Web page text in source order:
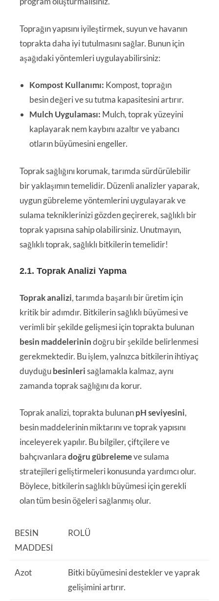
Toprağın yapısını iyileştirmek, suyun ve havanın
toprakta daha iyi tutulmasını sağlar. Bunun için
aşağıdaki yöntemleri uygulayabilirsiniz:
Kompost Kullanımı: Kompost, toprağın
besin değeri ve su tutma kapasitesini artırır.
Mulch Uygulaması: Mulch, toprak yüzeyini
kaplayarak nem kaybını azaltır ve yabancı
otların büyümesini engeller.
Toprak sağlığını korumak, tarımda sürdürülebilir
bir yaklaşımın temelidir. Düzenli analizler yaparak,
uygun gübreleme yöntemlerini uygulayarak ve
sulama tekniklerinizi gözden geçirerek, sağlıklı bir
toprak yapısına sahip olabilirsiniz. Unutmayın,
sağlıklı toprak, sağlıklı bitkilerin temelidir!
2.1. Toprak Analizi Yapma
Toprak analizi, tarımda başarılı bir üretim için
kritik bir adımdır. Bitkilerin sağlıklı büyümesi ve
verimli bir şekilde gelişmesi için toprakta bulunan
besin maddelerinindoğru bir şekilde belirlenmesi
gerekmektedir. Bu işlem, yalnızca bitkilerin ihtiyaç
duyduğubesinlerisağlamakla kalmaz, aynı
zamanda toprak sağlığını da korur.
Toprak analizi, toprakta bulunanpH seviyesini,
besin maddelerinin miktarını ve toprak yapısını
inceleyerek yapılır. Bu bilgiler, çiftçilere ve
bahçıvanlaradoğru gübrelemeve sulama
stratejileri geliştirmeleri konusunda yardımcı olur.
Böylece, bitkilerin sağlıklı büyümesi için gerekli
olan tüm besin öğeleri sağlanmış olur.
BESIN
MADDESI
ROLÜ
Azot
Bitki büyümesini destekler ve yaprak
gelişimini artırır.